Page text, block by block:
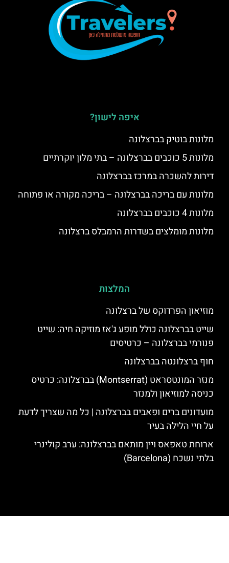
איפה לישון?
מלונות בוטיק בברצלונה
מלונות 5 כוכבים בברצלונה – בתי מלון יוקרתיים
דירות להשכרה במרכז בברצלונה
מלונות עם בריכה בברצלונה – בריכה מקורה או פתוחה
מלונות 4 כוכבים בברצלונה
מלונות מומלצים בשדרות הרמבלס ברצלונה
המלצות
מוזיאון הפרדוקס של ברצלונה
שייט בברצלונה כולל מופע ג'אז מוזיקה חיה: שייט
פנורמי בברצלונה – כרטיסים
חוף ברצלונטה בברצלונה
מנזר המונטסראט (Montserrat) בברצלונה: כרטיס
כניסה למוזיאון ולמנזר
מועדונים ברים ופאבים בברצלונה | כל מה שצריך לדעת
על חיי הלילה בעיר
ארוחת טאפאס ויין מותאם בברצלונה: ערב קולינרי
בלתי נשכח (Barcelona)